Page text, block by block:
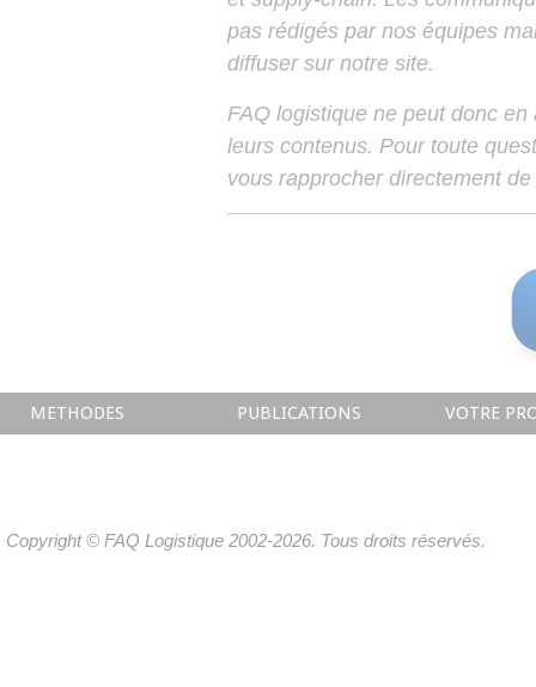
pas rédigés par nos équipes
diffuser sur notre site.
FAQ logistique ne peut donc
leurs contenus. Pour toute
vous rapprocher directement
METHODES PUBLICATIONS VOTRE
Copyright © FAQ Logistique 2002-2026. Tous droits réservés.